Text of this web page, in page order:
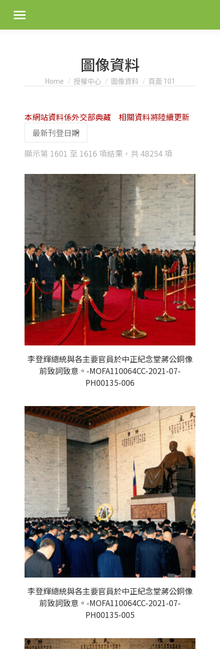
圖像資料
You are here:
Home 授權中心 圖像資料 頁面 101
顯示第 1601 至 1616 項結果，共 48254 項
latest
本網站資料係外交部典藏 相關資料將陸續更新
李登輝總統與各主要官員於中正紀念堂蔣公銅像
前致詞致意。-MOFA110064CC-2021-07-
PH00135-006
李登輝總統與各主要官員於中正紀念堂蔣公銅像
前致詞致意。-MOFA110064CC-2021-07-
PH00135-005